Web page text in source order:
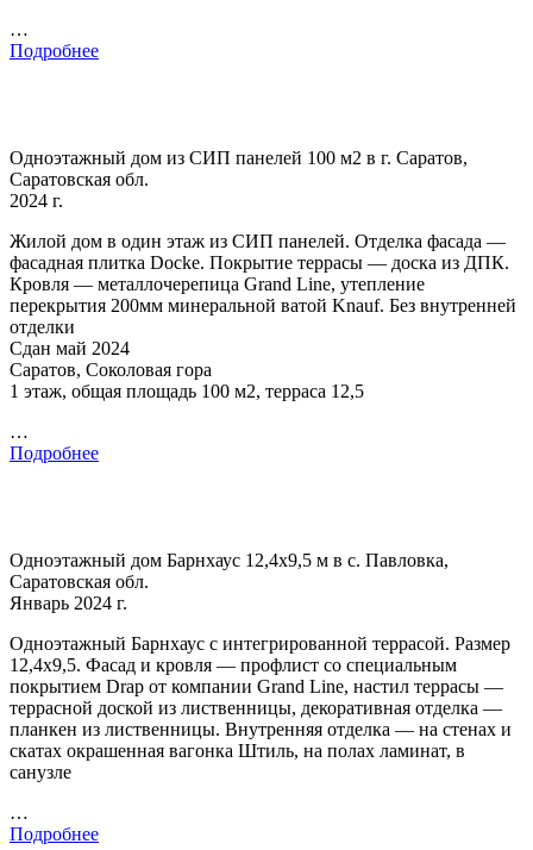
…
Подробнее
Одноэтажный дом из СИП панелей 100 м2 в г. Саратов,
Саратовская обл.
2024 г.
Жилой дом в один этаж из СИП панелей. Отделка фасада —
фасадная плитка Docke. Покрытие террасы — доска из ДПК.
Кровля — металлочерепица Grand Line, утепление
перекрытия 200мм минеральной ватой Knauf. Без внутренней
отделки
Сдан май 2024
Саратов, Соколовая гора
1 этаж, общая площадь 100 м2, терраса 12,5
…
Подробнее
Одноэтажный дом Барнхаус 12,4х9,5 м в с. Павловка,
Саратовская обл.
Январь 2024 г.
Одноэтажный Барнхаус с интегрированной террасой. Размер
12,4х9,5. Фасад и кровля — профлист со специальным
покрытием Drap от компании Grand Line, настил террасы —
террасной доской из лиственницы, декоративная отделка —
планкен из лиственницы. Внутренняя отделка — на стенах и
скатах окрашенная вагонка Штиль, на полах ламинат, в
санузле
…
Подробнее